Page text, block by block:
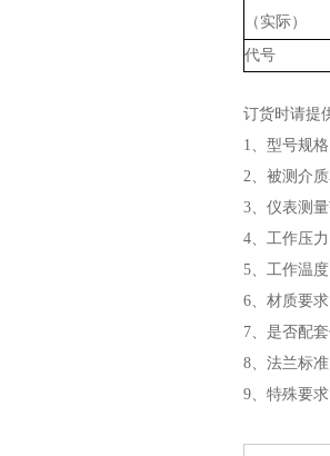
（实际）
代号
订货时请提
1、型号规
2、被测介
3、仪表测
4、工作压
5、工作温
6、材质要
7、是否配
8、法兰标
9、特殊要